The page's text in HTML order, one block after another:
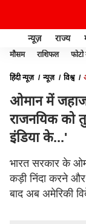
न्यूज़ राज्य
मौसम राशिफल फोटो
हिंदी न्यूज़ न्यूज़ विश्व
ओमान में
राजनयिक को
इंडिया के...'
भारत सरकार के
कड़ी निंदा करने
बाद अब अमेरिकी